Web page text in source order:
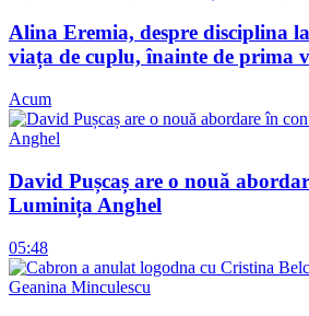
Alina Eremia, despre disciplina
viața de cuplu, înainte de prima
Acum
David Pușcaș are o nouă
Luminița Anghel
05:48